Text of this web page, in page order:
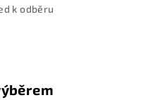
k odběru